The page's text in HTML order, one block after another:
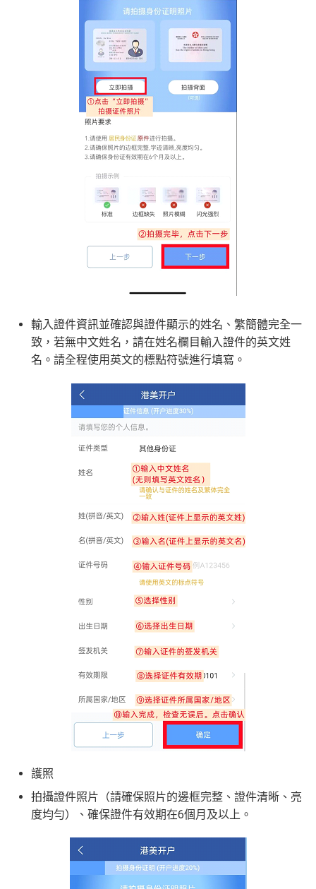
輸入證件資訊並確認與證件顯示的姓名、繁簡體完全一
致，若無中文姓名，請在姓名欄目輸入證件的英文姓
名。請全程使用英文的標點符號進行填寫。
護照
拍攝證件照片（請確保照片的邊框完整、證件清晰、亮
度均勻）、確保證件有效期在6個月及以上。